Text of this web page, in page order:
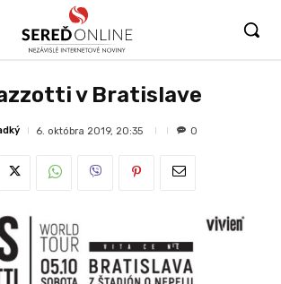
v Bratislave
6. októbra 2019, 20:35 0